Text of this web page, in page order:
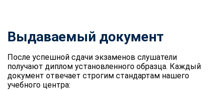
Выдаваемый документ
После успешной сдачи экзаменов слушатели
получают диплом установленного образца. Каждый
документ отвечает строгим стандартам нашего
учебного центра: